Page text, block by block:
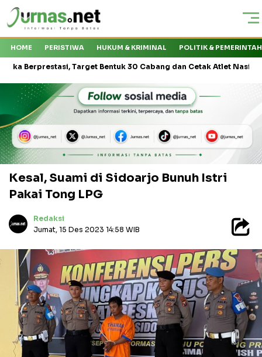
HOME PERISTIWA HUKUM & KRIMINAL POLITIK &
Target Bentuk 30 Cabang dan Cetak Atlet Nasional
Kesal, Suami di Sidoarjo Bunuh Istri
Pakai Tong LPG
Redaksi
Jumat, 15 Des 2023 14:58 WIB